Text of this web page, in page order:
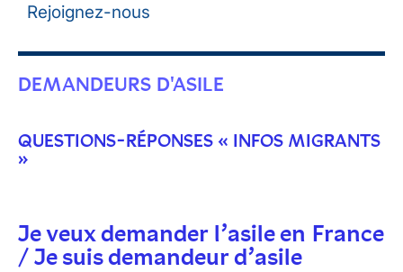
Rejoignez-nous
DEMANDEURS D'ASILE
QUESTIONS-RÉPONSES « INFOS MIGRANTS
»
Je veux demander l’asile en France
/ Je suis demandeur d’asile